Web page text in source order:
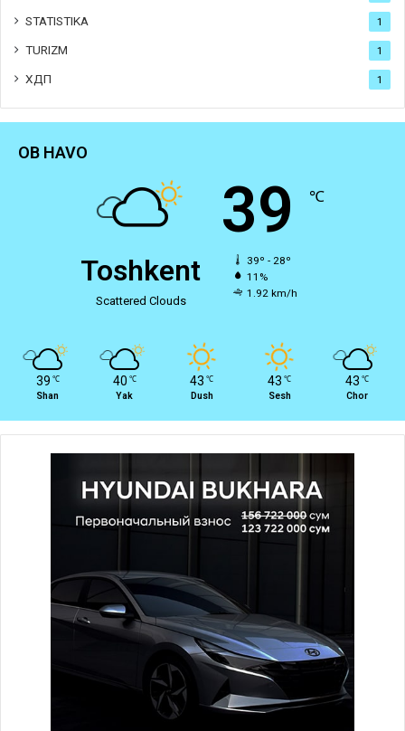
STATISTIKA 1
TURIZM 1
ХДП 1
OB HAVO
Toshkent
Scattered Clouds
39 ℃
39º - 28º
11%
1.92 km/h
39 ℃
Shan
40 ℃
Yak
43 ℃
Dush
43 ℃
Sesh
43 ℃
Chor